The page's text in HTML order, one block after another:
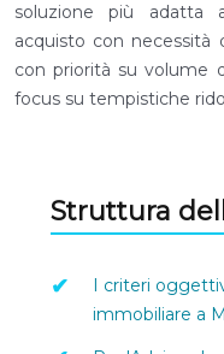
soluzione più adatta
acquisto con necessità
con priorità su volume
focus su tempistiche
Struttura
I criteri
immobiliare a